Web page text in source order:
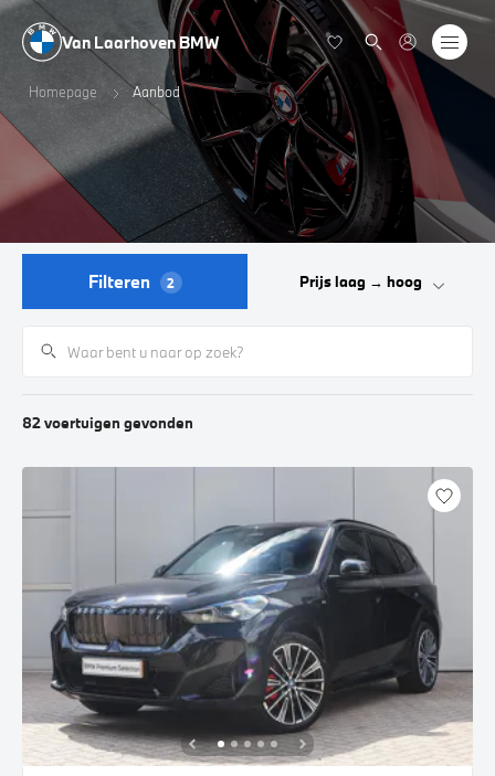
Van Laarhoven BMW
Homepage Aanbod
Filteren 2 Prijs laag → hoog
82voertuigen gevonden